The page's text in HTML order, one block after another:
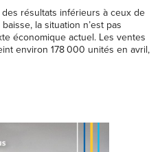
résultats inférieurs à ceux de
la situation n’est pas
économique actuel. Les ventes
environ 178 000 unités en avril,